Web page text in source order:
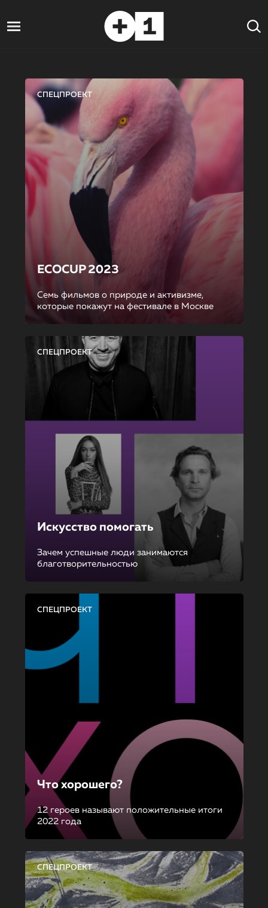
СПЕЦПРОЕКТ
ECOCUP 2023
Семь фильмов о природе и активизме,
которые покажут на фестивале в Москве
СПЕЦПРОЕКТ
Искусство помогать
Зачем успешные люди занимаются
благотворительностью
СПЕЦПРОЕКТ
Что хорошего?
12 героев называют положительные итоги
2022 года
СПЕЦПРОЕКТ